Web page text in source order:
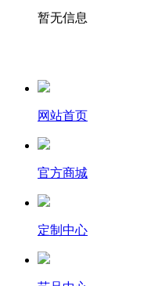
暂无信息
网站首页
官方商城
定制中心